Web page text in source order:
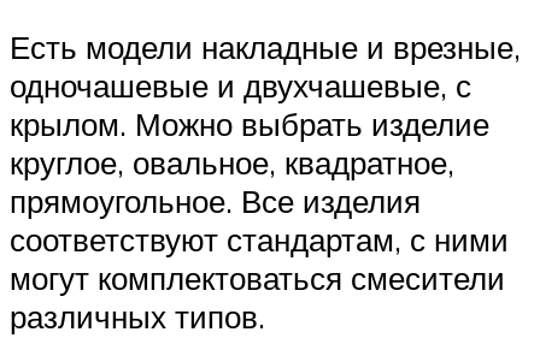
Есть модели накладные и врезные,
одночашевые и двухчашевые, с
крылом. Можно выбрать изделие
круглое, овальное, квадратное,
прямоугольное. Все изделия
соответствуют стандартам, с ними
могут комплектоваться смесители
различных типов.